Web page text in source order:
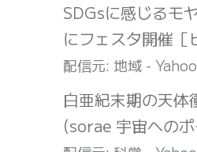
SDGsに感じるモ
にフェスタ開催
配信元: 地域 -
白亜紀末期の天
(sorae 宇宙への